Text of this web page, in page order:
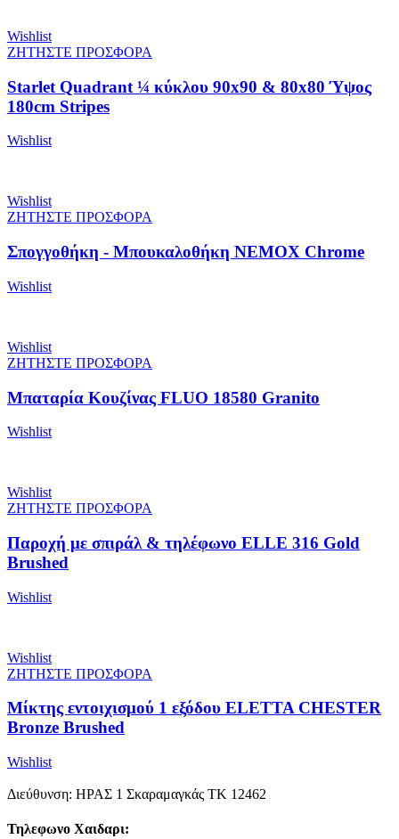
Wishlist
ΖΗΤΗΣΤΕ ΠΡΟΣΦΟΡΑ
Starlet Quadrant ¼ κύκλου 90x90 & 80x80 Ύψος
180cm Stripes
Wishlist
Wishlist
ΖΗΤΗΣΤΕ ΠΡΟΣΦΟΡΑ
Σπογγοθήκη - Μπουκαλοθήκη NEMOX Chrome
Wishlist
Wishlist
ΖΗΤΗΣΤΕ ΠΡΟΣΦΟΡΑ
Μπαταρία Κουζίνας FLUO 18580 Granito
Wishlist
Wishlist
ΖΗΤΗΣΤΕ ΠΡΟΣΦΟΡΑ
Παροχή με σπιράλ & τηλέφωνο ELLE 316 Gold
Brushed
Wishlist
Wishlist
ΖΗΤΗΣΤΕ ΠΡΟΣΦΟΡΑ
Μίκτης εντοιχισμού 1 εξόδου ELETTA CHESTER
Bronze Brushed
Wishlist
Διεύθυνση: ΗΡΑΣ 1 Σκαραμαγκάς ΤΚ 12462
Τηλεφωνο Χαιδαρι: